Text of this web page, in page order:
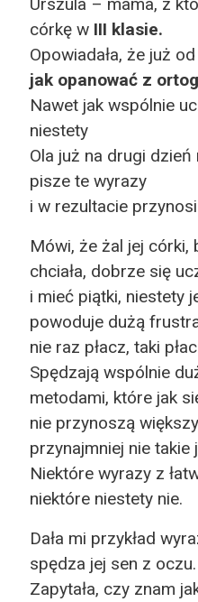
córkę w III klasie.
Opowiadała, że już
jak opanować z
Nawet jak wspólnie
niestety
Ola już na drugi dzień
pisze te wyrazy
i w rezultacie
Mówi, że żal jej córki,
chciała, dobrze się
i mieć piątki, niestety
powoduje dużą
nie raz płacz, taki
Spędzają wspólnie
metodami, które jak
nie przynoszą
przynajmniej nie takie
Niektóre wyrazy z
niektóre niestety nie.
Dała mi przykład
spędza jej sen z oczu.
Zapytała, czy znam